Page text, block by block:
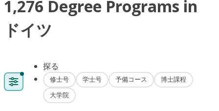
1,276 Degree Programs in
ドイツ
探る
修士号 学士号 予備コース
博士課程
大学院